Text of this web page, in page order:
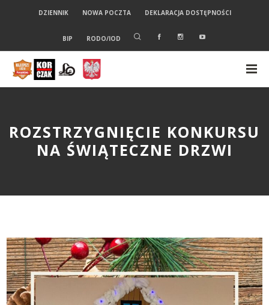
DZIENNIK NOWA POCZTA DEKLARACJA DOSTĘPNOŚCI
BIP RODO/IOD
ROZSTRZYGNIĘCIE KONKURSU
NA ŚWIĄTECZNE DRZWI